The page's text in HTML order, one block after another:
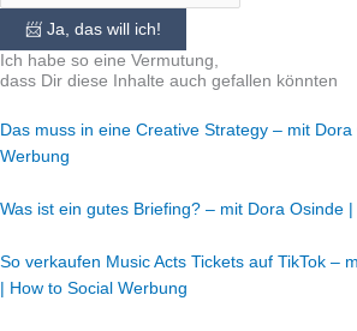
📨 Ja, das will ich!
Ich habe so eine Vermutung,
dass Dir diese Inhalte auch gefallen könnten
Das muss in eine Creative Strategy – mit Dora
Werbung
Was ist ein gutes Briefing? – mit Dora Osinde
So verkaufen Music Acts Tickets auf TikTok –
| How to Social Werbung